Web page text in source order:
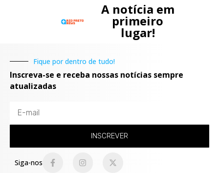
A notícia em
primeiro
lugar!
Fique por dentro de tudo!
Inscreva-se e receba nossas notícias sempre
atualizadas
INSCREVER
Siga-nos